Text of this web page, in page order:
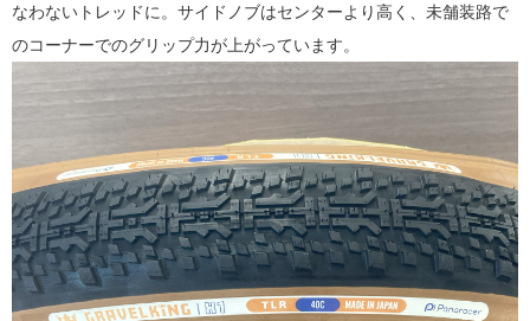
なわないトレッドに。サイドノブはセンターより高く、未舗装路で
のコーナーでのグリップ力が上がっています。